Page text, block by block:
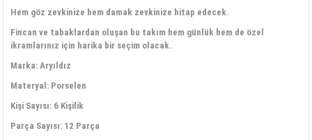
Hem göz zevkinize hem damak zevkinize hitap edecek.
Fincan ve tabaklardan oluşan bu takım hem günlük hem de özel
ikramlarınız için harika bir seçim olacak.
Marka: Aryıldız
Materyal: Porselen
Kişi Sayısı: 6 Kişilik
Parça Sayısı: 12 Parça